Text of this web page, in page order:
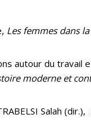
Les femmes dans
autour du travail
moderne et
Salah